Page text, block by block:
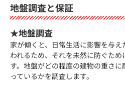
地盤調査と保証
★地盤調査
家が傾くと、日常生活に影響を与
われるため、それを未然に防ぐた
す。地盤がどの程度の建物の重さ
っているかを調査します。